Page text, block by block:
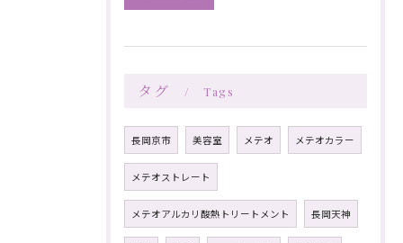
タグ Tags
長岡京市 美容室 メテオ メテオカラー
メテオストレート
メテオアルカリ酸熱トリートメント 長岡天神